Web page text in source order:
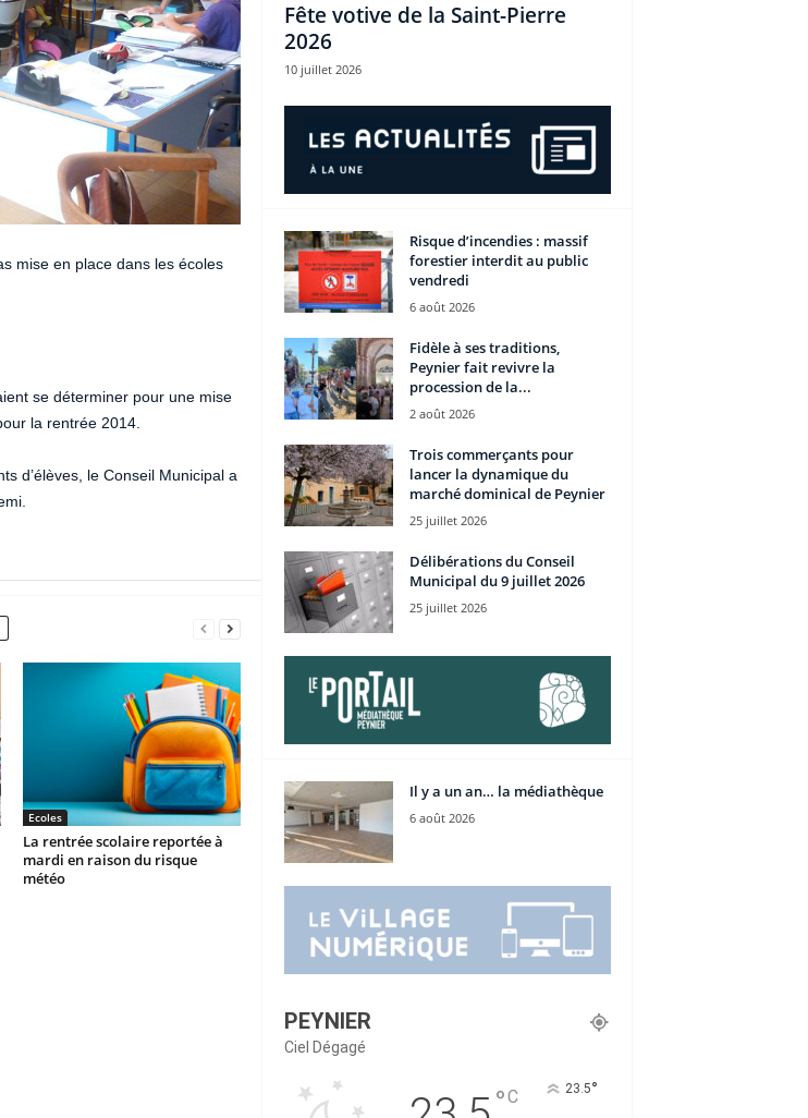
mise en place dans les écoles
se déterminer pour une mise
la rentrée 2014.
d’élèves, le Conseil Municipal a
Ecoles
La rentrée scolaire reportée à
mardi en raison du risque
météo
Fête votive de la Saint-Pierre
2026
10 juillet 2026
Risque d’incendies : massif
forestier interdit au public
vendredi
6 août 2026
Fidèle à ses traditions,
Peynier fait revivre la
procession de la...
2 août 2026
Trois commerçants pour
lancer la dynamique du
marché dominical de Peynier
25 juillet 2026
Délibérations du Conseil
Municipal du 9 juillet 2026
25 juillet 2026
Il y a un an… la médiathèque
6 août 2026
PEYNIER
Ciel Dégagé
°C 23.5°